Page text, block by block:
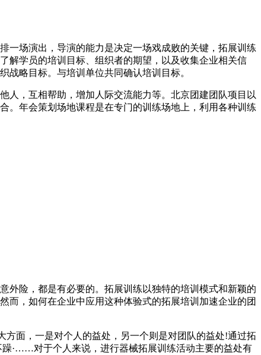
一场演出，导演的能力是决定一场戏成败的关键，拓展训练
学员的培训目标、组织者的期望，以及收集企业相关信
略目标。与培训单位共同确认培训目标。
人，互相帮助，增加人际交流能力等。北京团建团队项目以
。年会策划场地课程是在专门的训练场地上，利用各种训练
外险，都是有必要的。拓展训练以独特的培训模式和新颖的
而，如何在企业中应用这种体验式的拓展培训加速企业的团
面，一是对个人的益处，另一个则是对团队的益处!通过拓
·……对于个人来说，进行器械拓展训练活动主要的益处有